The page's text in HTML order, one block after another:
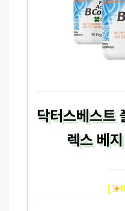
닥터스베스트
렉스 베
[